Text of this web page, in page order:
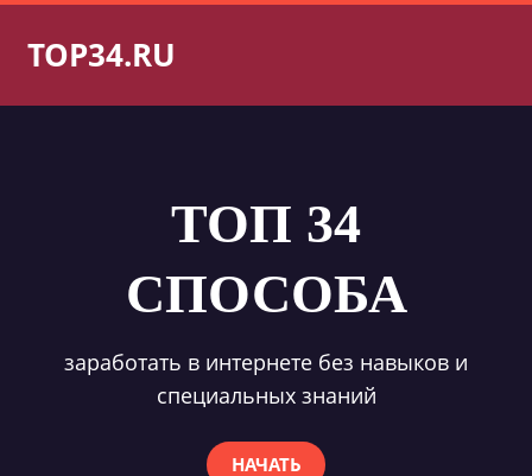
TOP34.RU
ТОП 34
СПОСОБА
заработать в интернете без навыков и
специальных знаний
НАЧАТЬ